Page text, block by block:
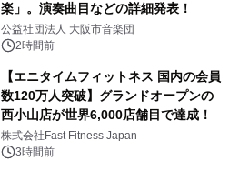
楽」。演奏曲目などの詳細発表！
公益社団法人 大阪市音楽団
2時間前
【エニタイムフィットネス 国内の会員
数120万人突破】グランドオープンの
西小山店が世界6,000店舗目で達成！
株式会社Fast Fitness Japan
3時間前